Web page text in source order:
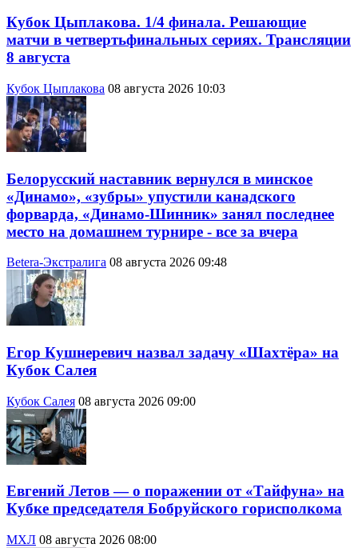
Кубок Цыплакова. 1/4 финала. Решающие
матчи в четвертьфинальных сериях. Трансляции
8 августа
Кубок Цыплакова 08 августа 2026 10:03
Белорусский наставник вернулся в минское
«Динамо», «зубры» упустили канадского
форварда, «Динамо-Шинник» занял последнее
место на домашнем турнире - все за вчера
Betera-Экстралига 08 августа 2026 09:48
Егор Кушнеревич назвал задачу «Шахтёра» на
Кубок Салея
Кубок Салея 08 августа 2026 09:00
Евгений Летов — о поражении от «Тайфуна» на
Кубке председателя Бобруйского горисполкома
МХЛ 08 августа 2026 08:00